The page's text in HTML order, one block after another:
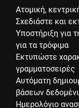
Ατομική,
Σχεδιάστε και
Υποστήριξη για
για τα τρόφιμα
Εκτυπώστε
γραμματοσειρές
Αυτόματη
βάσεων
Ημερολόγιο